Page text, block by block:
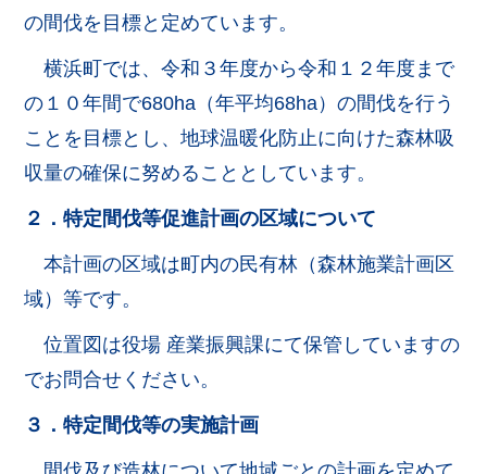
の間伐を目標と定めています。
横浜町では、令和３年度から令和１２年度まで
の１０年間で680ha（年平均68ha）の間伐を行う
ことを目標とし、地球温暖化防止に向けた森林吸
収量の確保に努めることとしています。
２．特定間伐等促進計画の区域について
本計画の区域は町内の民有林（森林施業計画区
域）等です。
位置図は役場 産業振興課にて保管していますの
でお問合せください。
３．特定間伐等の実施計画